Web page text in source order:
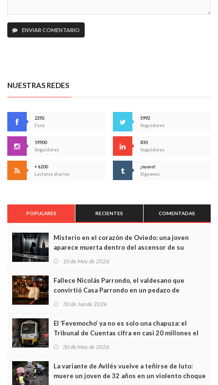
ENVIAR COMENTARIO
NUESTRAS REDES
2292
Fans
5992
Seguidores
19900
Seguidores
830
Seguidores
+ 6200
Lectores diarios
¡nuevo!
Síguenos
POPULARES RECIENTES COMENTADAS
Misterio en el corazón de Oviedo: una joven
aparece muerta dentro del ascensor de su
10 de May de 2026
Fallece Nicolás Parrondo, el valdesano que
convirtió Casa Parrondo en un pedazo de
30 de Jun de 2026
El ‘Fevemocho’ ya no es solo una chapuza: el
Tribunal de Cuentas cifra en casi 20 millones el
30 de May de 2026
La variante de Avilés vuelve a teñirse de luto:
muere un joven de 32 años en un violento choque